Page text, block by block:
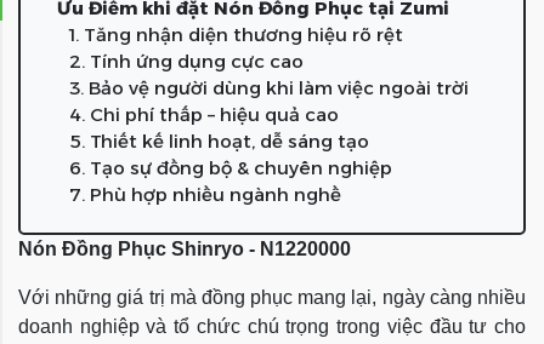
Ưu Điểm khi đặt Nón Đồng Phục tại Zumi
1. Tăng nhận diện thương hiệu rõ rệt
2. Tính ứng dụng cực cao
3. Bảo vệ người dùng khi làm việc ngoài trời
4. Chi phí thấp – hiệu quả cao
5. Thiết kế linh hoạt, dễ sáng tạo
6. Tạo sự đồng bộ & chuyên nghiệp
7. Phù hợp nhiều ngành nghề
Nón Đồng Phục Shinryo - N1220000
Với những giá trị mà đồng phục mang lại, ngày càng nhiều
doanh nghiệp và tổ chức chú trọng trong việc đầu tư cho